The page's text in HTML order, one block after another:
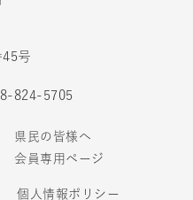
号
824-5705
県民の皆様へ
会員専用ページ
個人情報ポリシー